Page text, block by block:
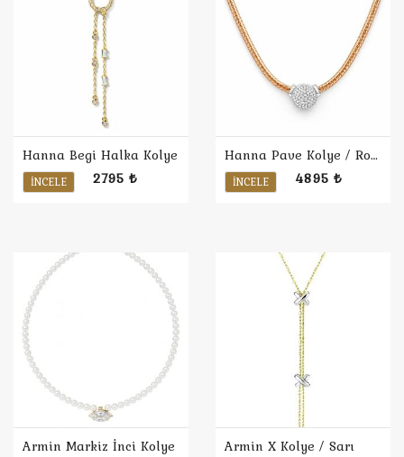
Hanna Begi Halka Kolye
İNCELE 2795 ₺
Hanna Pave Kolye / Rose
İNCELE 4895 ₺
Armin Markiz İnci Kolye Armin X Kolye / Sarı